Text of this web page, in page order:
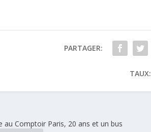
PARTAGER:
TAUX:
au Comptoir Paris, 20 ans et un bus